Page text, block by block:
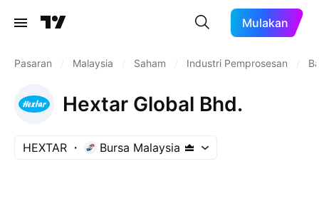
Mulakan
Pasaran Malaysia Saham Industri Pemprosesan
Hextar Global Bhd.
HEXTAR Bursa Malaysia